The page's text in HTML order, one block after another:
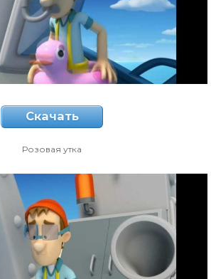
Скачать
Розовая утка